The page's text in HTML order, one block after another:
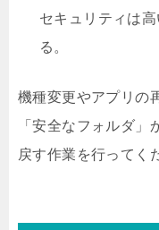
セキュリティは
る。
機種変更やアプリの
「安全なフォルダ」
戻す作業を行ってく